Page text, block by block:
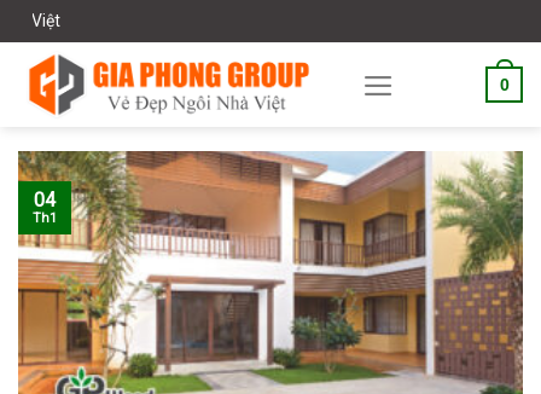
Skip
to
content
0
04
Th1